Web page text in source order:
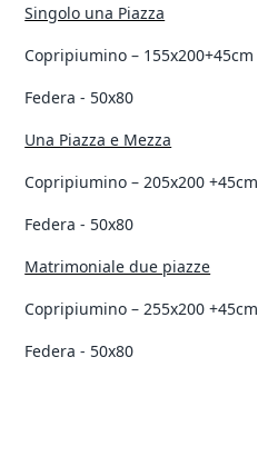
Singolo una Piazza
Copripiumino – 155x200+45cm
Federa - 50x80
Una Piazza e Mezza
Copripiumino – 205x200 +45cm
Federa - 50x80
Matrimoniale due piazze
Copripiumino – 255x200 +45cm
Federa - 50x80